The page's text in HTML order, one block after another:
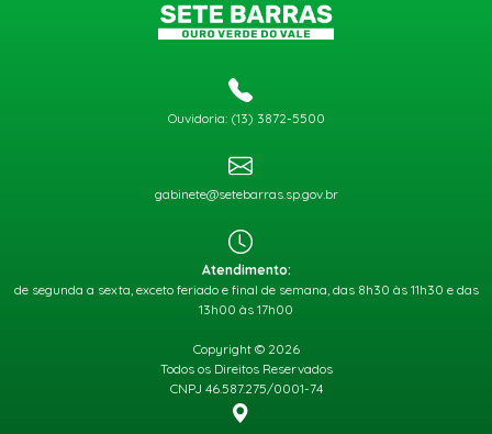
Ouvidoria: (13) 3872-5500
gabinete@setebarras.sp.gov.br
Atendimento:
de segunda a sexta, exceto feriado e final de semana, das 8h30 às 11h30 e das
13h00 às 17h00
Copyright © 2026
Todos os Direitos Reservados
CNPJ 46.587.275/0001-74